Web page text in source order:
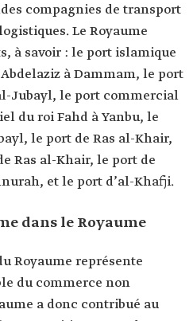
compagnies de transport
Le Royaume
à savoir : le port islamique
à Dammam, le port
Jubayl, le port commercial
du roi Fahd à Yanbu, le
le port de Ras al-Khair,
Ras al-Khair, le port de
et le port d’al-Khafji.
dans le Royaume
Royaume représente
du commerce non
a donc contribué au